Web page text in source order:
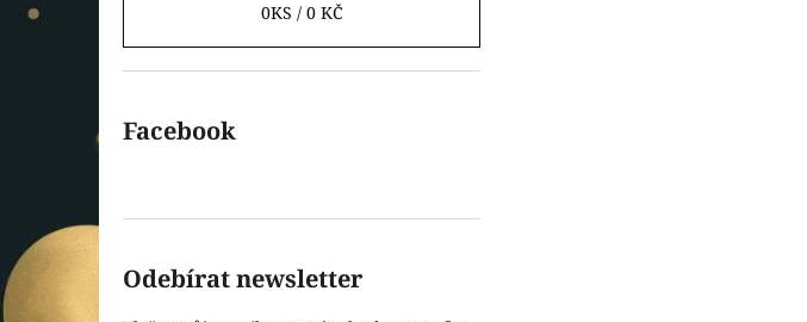
0KS / 0 KČ
Facebook
Odebírat newsletter